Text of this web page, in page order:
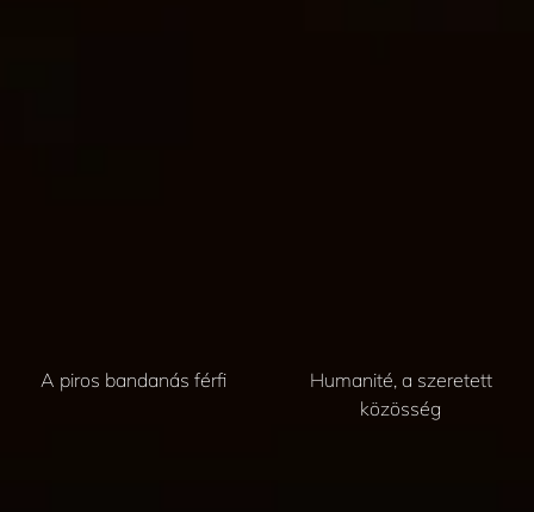
A piros bandanás férfi
Humanité, a szeretett
közösség